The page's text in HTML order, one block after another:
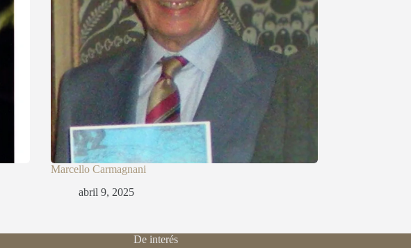
Marcello Carmagnani
abril 9, 2025
De interés